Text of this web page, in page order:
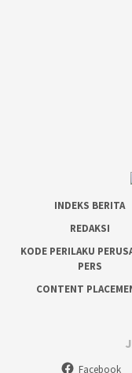
INDEKS BERITA
REDAKSI
KODE PERILAKU
PERS
CONTENT
Facebook